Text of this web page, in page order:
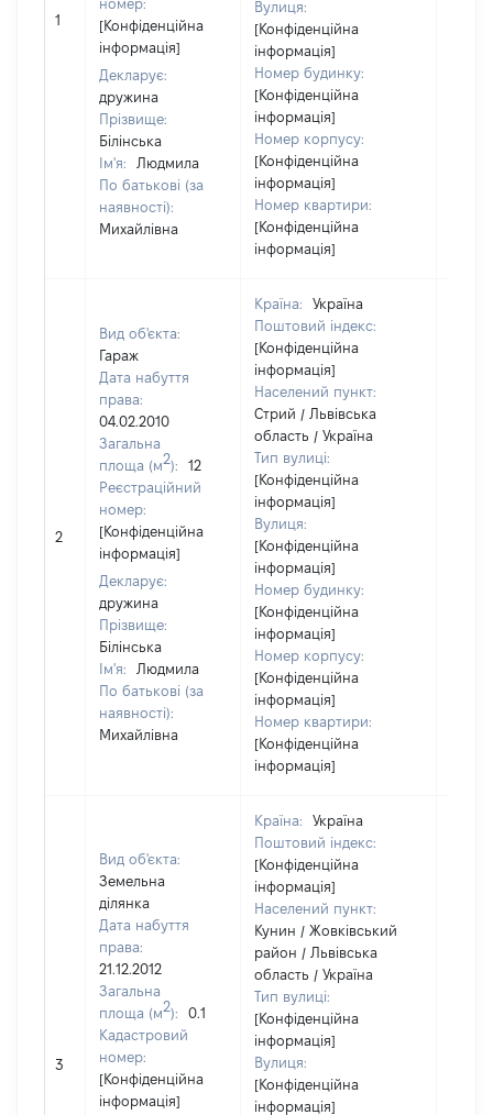
1
номер:
[Конфіденційна
інформація]
Декларує:
дружина
Прізвище:
Білінська
Ім'я:
Людмила
По батькові (за
наявності):
Михайлівна
Вулиця:
[Конфіденційна
інформація]
Номер будинку:
[Конфіденційна
інформація]
Номер корпусу:
[Конфіденційна
інформація]
Номер квартири:
[Конфіденційна
інформація]
2
Вид об'єкта:
Гараж
Дата набуття
права:
04.02.2010
Загальна
площа (м2):
12
Реєстраційний
номер:
[Конфіденційна
інформація]
Декларує:
дружина
Прізвище:
Білінська
Ім'я:
Людмила
По батькові (за
наявності):
Михайлівна
Країна:
Україна
Поштовий індекс:
[Конфіденційна
інформація]
Населений пункт:
Стрий / Львівська
область / Україна
Тип вулиці:
[Конфіденційна
інформація]
Вулиця:
[Конфіденційна
інформація]
Номер будинку:
[Конфіденційна
інформація]
Номер корпусу:
[Конфіденційна
інформація]
Номер квартири:
[Конфіденційна
інформація]
3
Вид об'єкта:
Земельна
ділянка
Дата набуття
права:
21.12.2012
Загальна
площа (м2):
0.1
Кадастровий
номер:
[Конфіденційна
інформація]
Країна:
Україна
Поштовий індекс:
[Конфіденційна
інформація]
Населений пункт:
Кунин / Жовківський
район / Львівська
область / Україна
Тип вулиці:
[Конфіденційна
інформація]
Вулиця:
[Конфіденційна
інформація]